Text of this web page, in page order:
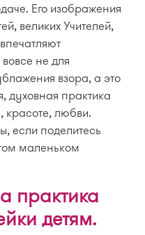
Его изображения
великих Учителей,
не для
взора, а это
духовная практика
красоте, любви.
если поделитесь
маленьком
практика
детям.